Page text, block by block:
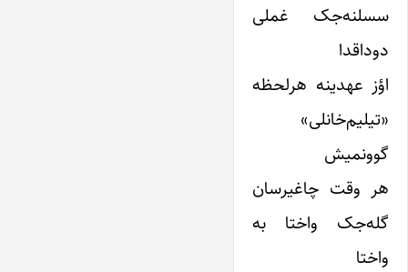
سسلنه‌جک غملی
دوداقدا
اؤز عهدینه هرلحظه
«تیلیم‌خانلی»
گوونمیش
هر وقت چاغیرسان
گله‌جک واختا به
واختا